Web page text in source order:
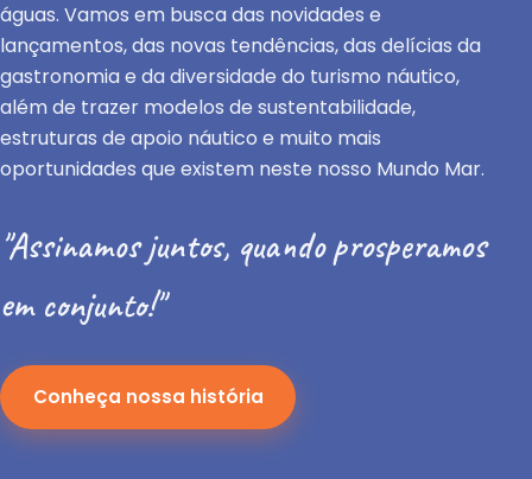
águas. Vamos em busca das novidades e
lançamentos, das novas tendências, das delícias da
gastronomia e da diversidade do turismo náutico,
além de trazer modelos de sustentabilidade,
estruturas de apoio náutico e muito mais
oportunidades que existem neste nosso Mundo Mar.
"Assinamos juntos, quando prosperamos
em conjunto!"
Conheça nossa história